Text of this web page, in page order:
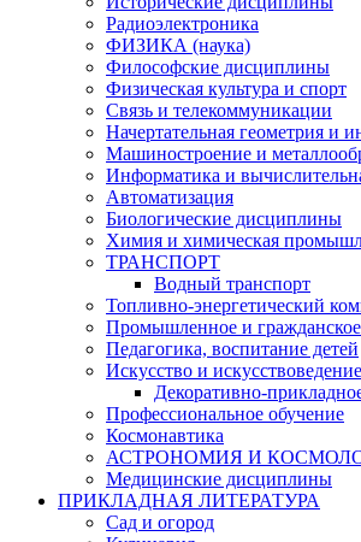
Радиоэлектроника
ФИЗИКА (наука)
Философские дисциплины
Физическая культура и спорт
Связь и телекоммуникации
Начертательная геометрия и
Машиностроение и
Информатика и
Автоматизация
Биологические дисциплины
Химия и химическая
ТРАНСПОРТ
Водный транспорт
Топливно-энергетический
Промышленное и гражданское
Педагогика, воспитание детей
Искусство и искусствоведение
Декоративно-
Профессиональное обучение
Космонавтика
АСТРОНОМИЯ И
Медицинские дисциплины
ПРИКЛАДНАЯ ЛИТЕРАТУРА
Сад и огород